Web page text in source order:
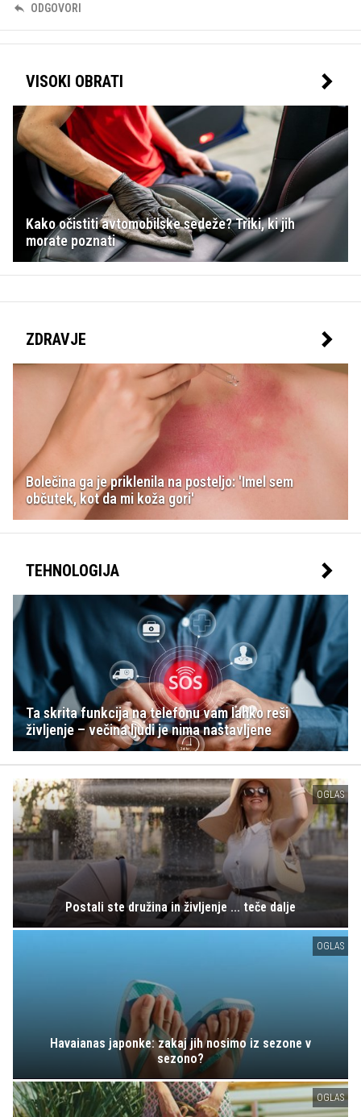
ODGOVORI
VISOKI OBRATI
Kako očistiti avtomobilske sedeže? Triki, ki jih
morate poznati
ZDRAVJE
Bolečina ga je priklenila na posteljo: 'Imel sem
občutek, kot da mi koža gori'
TEHNOLOGIJA
Ta skrita funkcija na telefonu vam lahko reši
življenje – večina ljudi je nima nastavljene
OGLAS
Postali ste družina in življenje ... teče dalje
OGLAS
Havaianas japonke: zakaj jih nosimo iz sezone v
sezono?
OGLAS